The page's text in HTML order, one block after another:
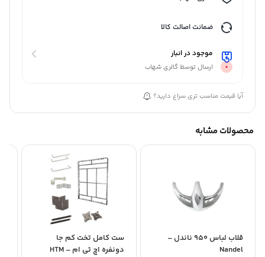
ضمانت اصالت کالا
موجود در انبار
ارسال توسط گالری شهاب
آیا قیمت مناسب تری سراغ دارید؟
محصولات مشابه
قلاب لباس 950 ناندل –
Nandel
ست کامل تخت کم جا
دونفره اچ تی ام – HTM